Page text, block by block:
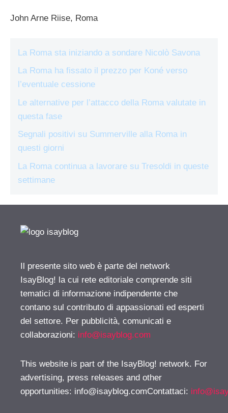
John Arne Riise, Roma
La Roma sta iniziando a sondare Nicolò Savona
La Roma ha fissato il prezzo per Koné verso
l’eventuale cessione
Le alternative per l’attacco della Roma valutate in
questa fase
Segnali positivi su Summerville alla Roma in
questi giorni
La Roma continua a lavorare su Tresoldi in queste
settimane
Il presente sito web è parte del network
IsayBlog! la cui rete editoriale comprende siti
tematici di informazione indipendente che
contano sul contributo di appassionati ed esperti
del settore. Per pubblicità, comunicati e
collaborazioni: info@isayblog.com
This website is part of the IsayBlog! network. For
advertising, press releases and other
opportunities: info@isayblog.comContattaci: